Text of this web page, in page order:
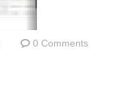
0 Comments